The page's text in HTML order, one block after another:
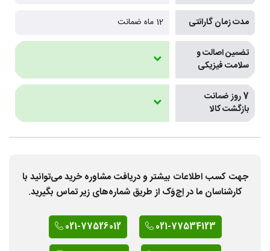
مدت زمان گارانتی 12 ماه ضمانت
تضمین اصالت و
سلامت فیزیکی
7 روز ضمانت
بازگشت کالا
جهت کسب اطلاعات بیشتر و دریافت مشاوره خرید می‌توانید با
کارشناسان ما در اِچ‌وَک از طریق شماره‌های زیر تماس بگیرید.
021-77534123
021-77526012